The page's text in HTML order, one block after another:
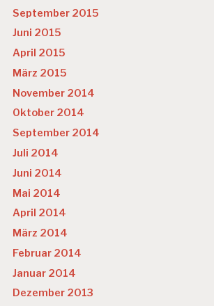
September 2015
Juni 2015
April 2015
März 2015
November 2014
Oktober 2014
September 2014
Juli 2014
Juni 2014
Mai 2014
April 2014
März 2014
Februar 2014
Januar 2014
Dezember 2013